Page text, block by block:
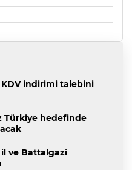
KDV indirimi talebini
Türkiye hedefinde
ve Battalgazi